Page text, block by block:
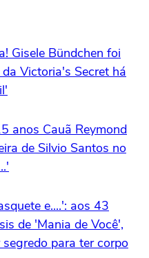
Gisele Bündchen foi
Victoria's Secret há
anos Cauã Reymond
de Silvio Santos no
e....': aos 43
de 'Mania de Você',
para ter corpo